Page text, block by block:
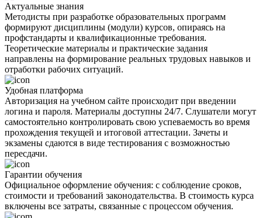
Актуальные знания
Методисты при разработке образовательных программ
формируют дисциплины (модули) курсов, опираясь на
профстандарты и квалификационные требования.
Теоретические материалы и практические задания
направлены на формирование реальных трудовых навыков и
отработки рабочих ситуаций.
Удобная платформа
Авторизация на учебном сайте происходит при введении
логина и пароля. Материалы доступны 24/7. Слушатели могут
самостоятельно контролировать свою успеваемость во время
прохождения текущей и итоговой аттестации. Зачеты и
экзамены сдаются в виде тестирования с возможностью
пересдачи.
Гарантии обучения
Официальное оформление обучения: с соблюдение сроков,
стоимости и требований законодательства. В стоимость курса
включены все затраты, связанные с процессом обучения.